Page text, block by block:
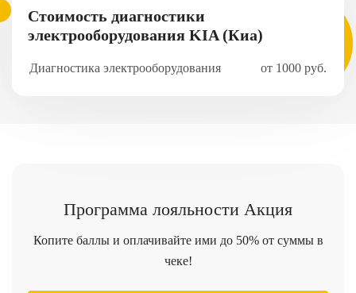
Стоимость диагностики
электрооборудования KIA (Киа)
Диагностика электрооборудования от 1000 руб.
Программа лояльности Акция
Копите баллы и оплачивайте ими до 50% от суммы в
чеке!